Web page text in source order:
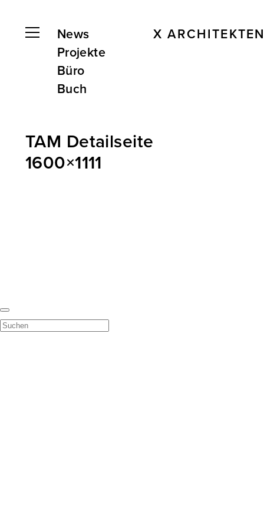
News
Projekte
Büro
Buch
X
TAM Detailseite
1600×1111